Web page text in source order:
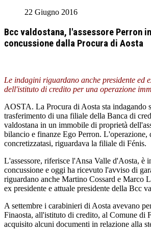
22 Giugno 2016
Bcc valdostana, l'assessore Perron
concussione dalla Procura di Aosta
Le indagini riguardano anche presidente ed
dell'istituto di credito per una operazione
AOSTA. La Procura di Aosta sta indagando
trasferimento di una filiale della Banca di
valdostana in un immobile di proprietà
bilancio e finanze Ego Perron. L'operazione,
concretizzatasi, riguardava la filiale di Fénis.
L'assessore, riferisce l'Ansa Valle d'Aosta, è
concussione e oggi ha ricevuto l'avviso di
riguardano anche Martino Cossard e Marco
ex presidente e attuale presidente della Bcc
A settembre i carabinieri di Aosta avevano
Finaosta, all'istituto di credito, al Comune di
acquisito alcuni documenti in relazione alla